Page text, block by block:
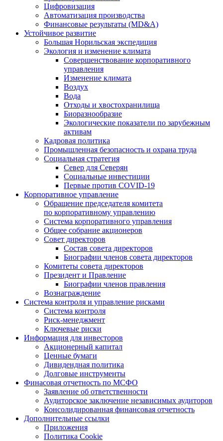
Цифровизация
Автоматизация производства
Финансовые результаты (MD&A)
Устойчивое развитие
Большая Норильская экспедиция
Экология и изменение климата
Совершенствование корпоративного
управления
Изменение климата
Воздух
Вода
Отходы и хвостохранилища
Биоразнообразие
Экологические показатели по зарубежным
активам
Кадровая политика
Промышленная безопасность и охрана труда
Социальная стратегия
Север для Северян
Социальные инвестиции
Первые против COVID‑19
Корпоративное управление
Обращение председателя комитета
по корпоративному управлению
Система корпоративного управления
Общее собрание акционеров
Совет директоров
Состав совета директоров
Биографии членов совета директоров
Комитеты совета директоров
Президент и Правление
Биографии членов правления
Вознаграждение
Система контроля и управление рисками
Система контроля
Риск-менеджмент
Ключевые риски
Информация для инвесторов
Акционерный капитал
Ценные бумаги
Дивидендная политика
Долговые инструменты
Финасовая отчетность по МСФО
Заявление об ответственности
Аудиторское заключение независимых аудиторов
Консолидированная финансовая отчетность
Дополнительные ссылки
Приложения
Политика Cookie